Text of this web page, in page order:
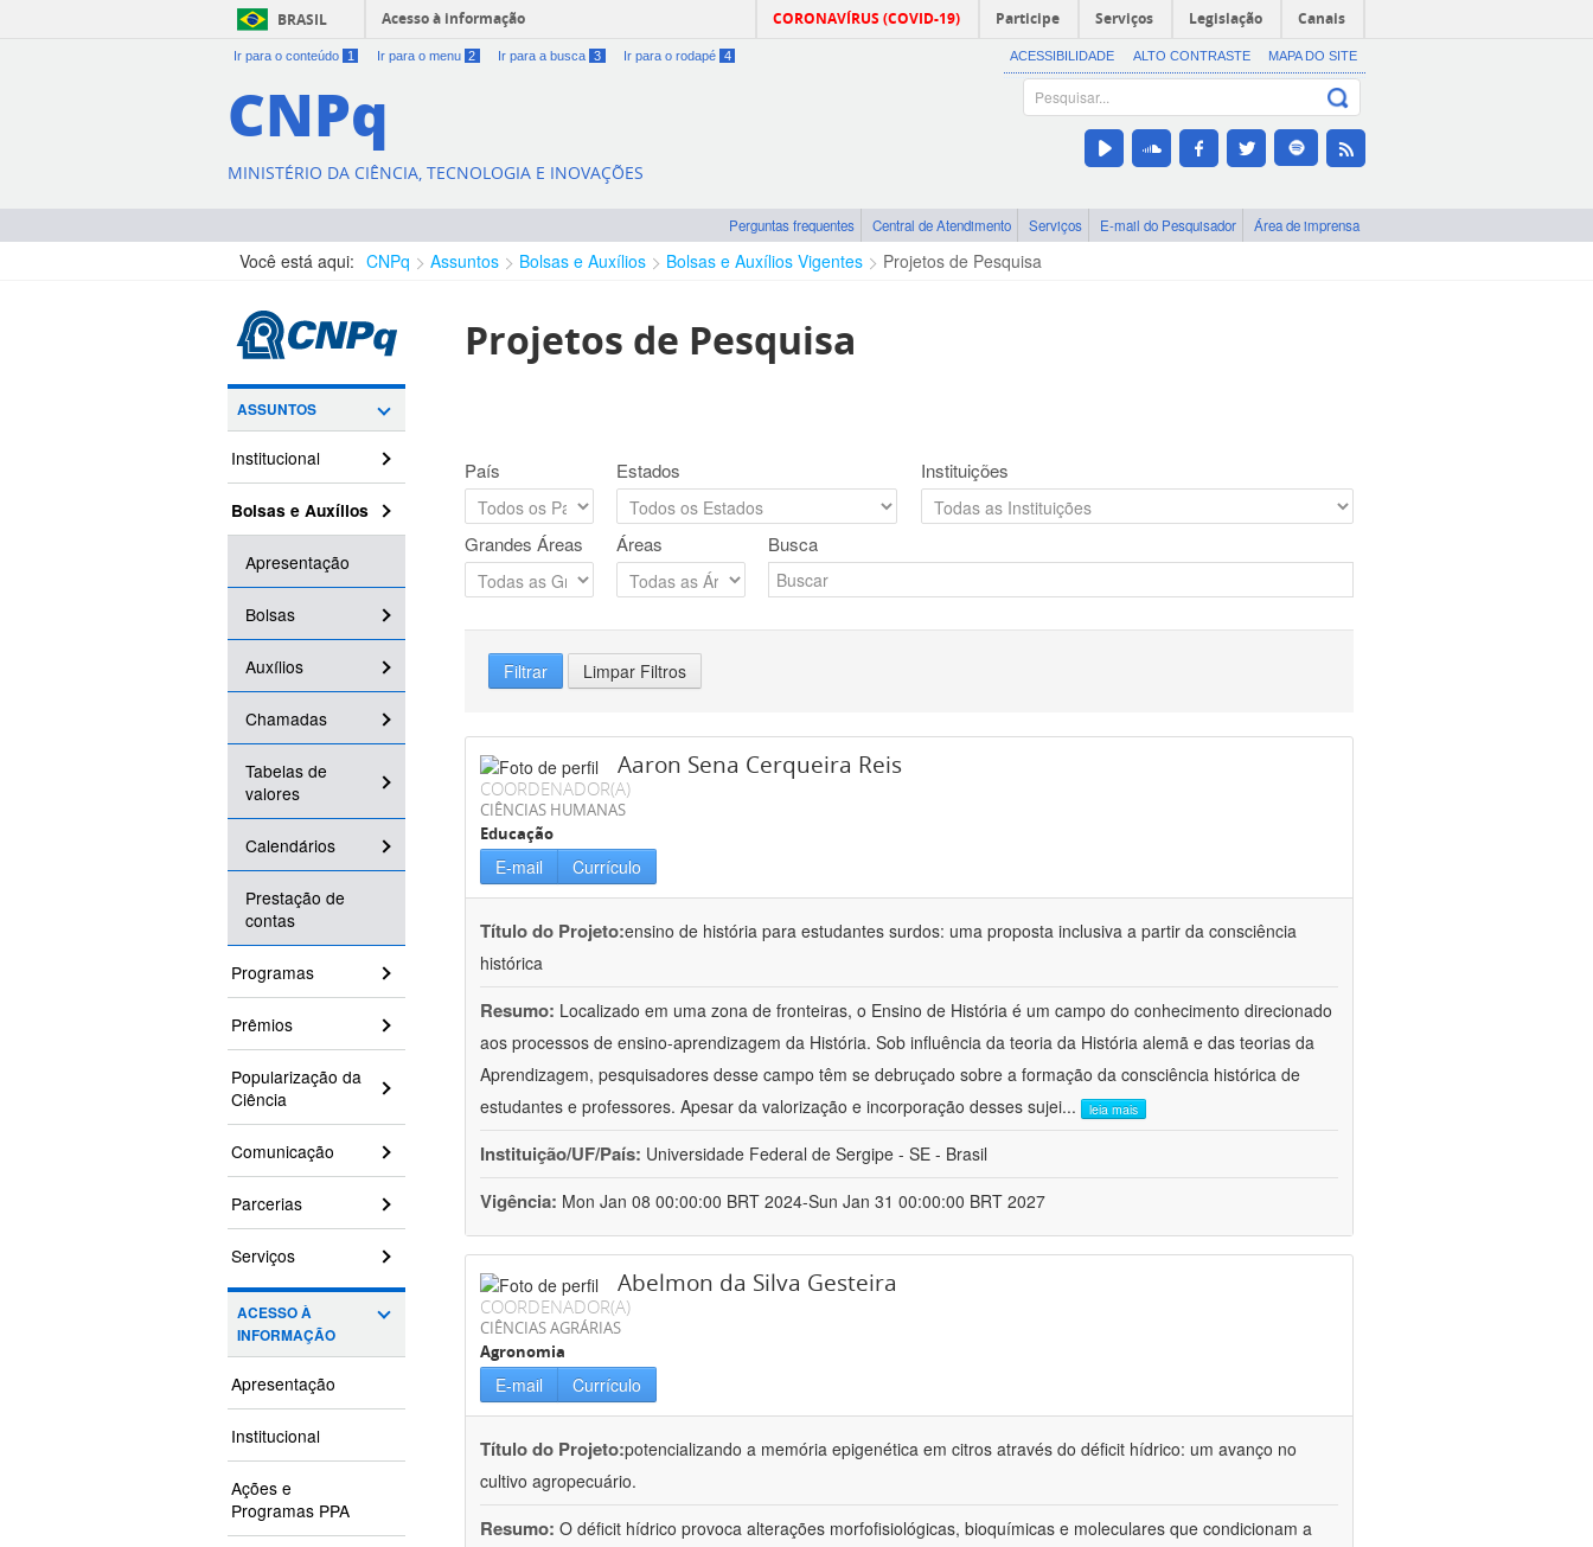
BRASIL Acesso à informação CORONAVÍRUS (COVID-19) Participe Serviços Legislação Canais
Ir para o conteúdo 1 Ir para o menu 2 Ir para a busca 3 Ir para o rodapé 4 ACESSIBILIDADE ALTO CONTRASTE MAPA DO SITE
CNPq
MINISTÉRIO DA CIÊNCIA, TECNOLOGIA E INOVAÇÕES
Perguntas frequentes Central de Atendimento Serviços E-mail do Pesquisador Área de imprensa
Você está aqui: CNPq Assuntos Bolsas e Auxílios Bolsas e Auxílios Vigentes Projetos de Pesquisa
ASSUNTOS
Institucional
Bolsas e Auxílios
Apresentação
Bolsas
Auxílios
Chamadas
Tabelas de
valores
Calendários
Prestação de
contas
Programas
Prêmios
Popularização da
Ciência
Comunicação
Parcerias
Serviços
ACESSO À
INFORMAÇÃO
Apresentação
Institucional
Ações e
Programas PPA
Projetos de Pesquisa
País Estados Instituições
Grandes Áreas Áreas Busca
Filtrar Limpar Filtros
Aaron Sena Cerqueira Reis
COORDENADOR(A)
CIÊNCIAS HUMANAS
Educação
E-mail Currículo
Título do Projeto:ensino de história para estudantes surdos: uma proposta inclusiva a partir da consciência
histórica
Resumo: Localizado em uma zona de fronteiras, o Ensino de História é um campo do conhecimento direcionado
aos processos de ensino-aprendizagem da História. Sob influência da teoria da História alemã e das teorias da
Aprendizagem, pesquisadores desse campo têm se debruçado sobre a formação da consciência histórica de
estudantes e professores. Apesar da valorização e incorporação desses sujei... leia mais
Instituição/UF/País: Universidade Federal de Sergipe - SE - Brasil
Vigência: Mon Jan 08 00:00:00 BRT 2024-Sun Jan 31 00:00:00 BRT 2027
Abelmon da Silva Gesteira
COORDENADOR(A)
CIÊNCIAS AGRÁRIAS
Agronomia
E-mail Currículo
Título do Projeto:potencializando a memória epigenética em citros através do déficit hídrico: um avanço no
cultivo agropecuário.
Resumo: O déficit hídrico provoca alterações morfofisiológicas, bioquímicas e moleculares que condicionam a